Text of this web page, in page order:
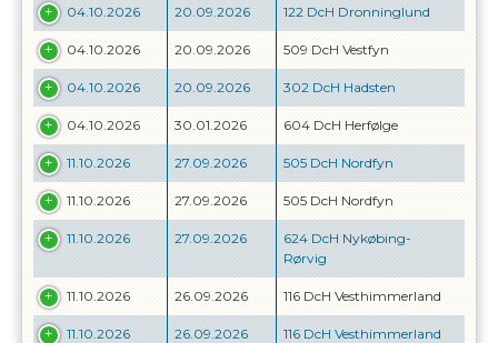
04.10.2026 20.09.2026 122 DcH Dronninglund
04.10.2026 20.09.2026 509 DcH Vestfyn
04.10.2026 20.09.2026 302 DcH Hadsten
04.10.2026 30.01.2026 604 DcH Herfølge
11.10.2026 27.09.2026 505 DcH Nordfyn
11.10.2026 27.09.2026 505 DcH Nordfyn
11.10.2026 27.09.2026
624 DcH Nykøbing-
Rørvig
11.10.2026 26.09.2026 116 DcH Vesthimmerland
11.10.2026 26.09.2026 116 DcH Vesthimmerland